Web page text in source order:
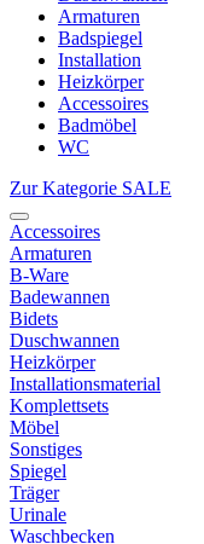
Armaturen
Badspiegel
Installation
Heizkörper
Accessoires
Badmöbel
WC
Zur Kategorie SALE
Accessoires
Armaturen
B-Ware
Badewannen
Bidets
Duschwannen
Heizkörper
Installationsmaterial
Komplettsets
Möbel
Sonstiges
Spiegel
Träger
Urinale
Waschbecken